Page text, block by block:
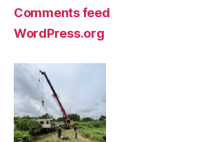
Comments feed
WordPress.org